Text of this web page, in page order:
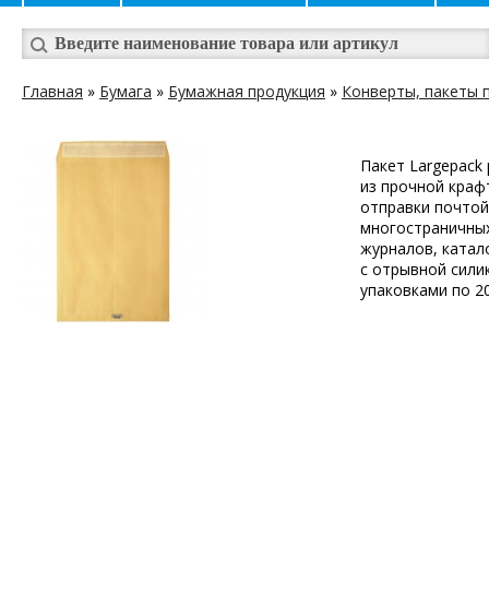
Вы здесь
Главная » Бумага » Бумажная продукция » Конверты, пакеты
Пакет
из прочной
отправки
журналов,
с отрывной
упаковками по